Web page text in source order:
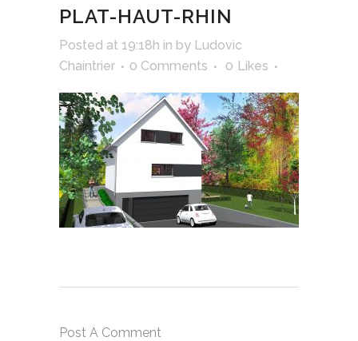
PLAT-HAUT-RHIN
Posted at 19:18h in by Ludovic
Chaintrier
0 Comments 0 Likes
Post A Comment